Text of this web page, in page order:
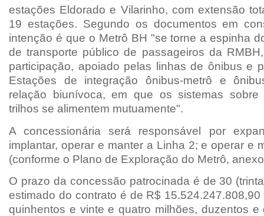
estações Eldorado e Vilarinho, com extensão
19 estações. Segundo os documentos em
intenção é que o Metrô BH "se torne a espinha
de transporte público de passageiros da
participação, apoiado pelas linhas de ônibus e
Estações de integração ônibus-metrô e
relação biunívoca, em que os sistemas
trilhos se alimentem mutuamente".
A concessionária será responsável por
implantar, operar e manter a Linha 2; e operar e
(conforme o Plano de Exploração do Metrô,
O prazo da concessão patrocinada é de 30
estimado do contrato é de R$
quinhentos e vinte e quatro milhões, duzentos e